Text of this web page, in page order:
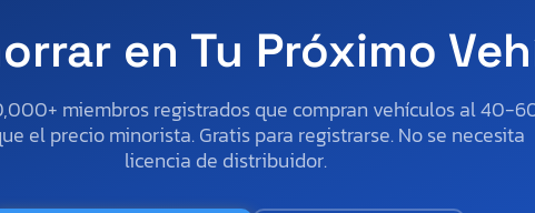
en Tu Próximo
miembros registrados que compran vehículos al 40-
el precio minorista. Gratis para registrarse. No se necesita
licencia de distribuidor.